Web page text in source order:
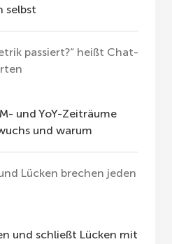
selbst
passiert?“ heißt Chat-
und YoY-Zeiträume
und warum
Lücken brechen jeden
und schließt Lücken mit